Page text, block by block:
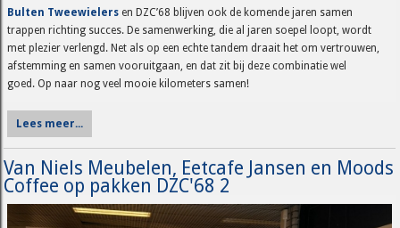
Bulten Tweewielers en DZC’68 blijven ook de komende jaren samen
trappen richting succes. De samenwerking, die al jaren soepel loopt, wordt
met plezier verlengd. Net als op een echte tandem draait het om vertrouwen,
afstemming en samen vooruitgaan, en dat zit bij deze combinatie wel
goed. Op naar nog veel mooie kilometers samen!
Lees meer...
Van Niels Meubelen, Eetcafe Jansen en Moods
Coffee op pakken DZC'68 2